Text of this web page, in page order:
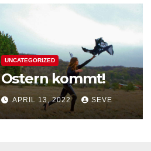
UNCATEGORIZED
Ostern kommt!
APRIL 13, 2022 SEVE